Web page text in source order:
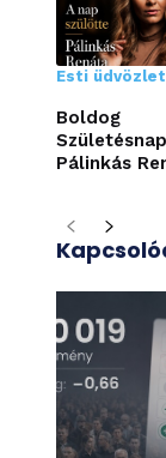
Esti
Boldog
Pálinkás